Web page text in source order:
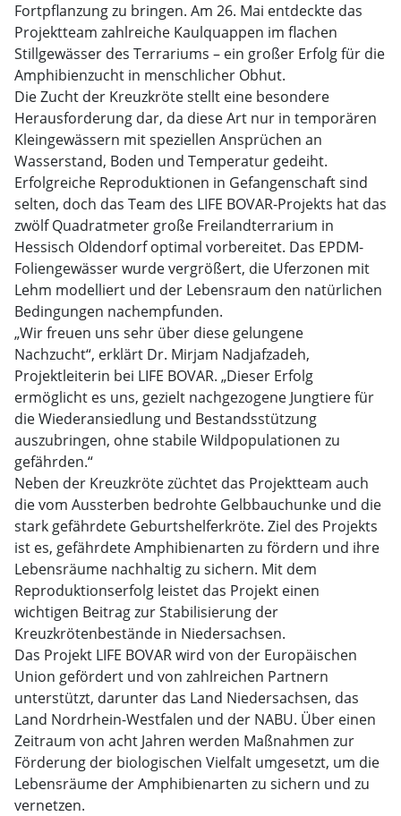
Fortpflanzung zu bringen. Am 26. Mai entdeckte das
Projektteam zahlreiche Kaulquappen im flachen
Stillgewässer des Terrariums – ein großer Erfolg für die
Amphibienzucht in menschlicher Obhut.
Die Zucht der Kreuzkröte stellt eine besondere
Herausforderung dar, da diese Art nur in temporären
Kleingewässern mit speziellen Ansprüchen an
Wasserstand, Boden und Temperatur gedeiht.
Erfolgreiche Reproduktionen in Gefangenschaft sind
selten, doch das Team des LIFE BOVAR-Projekts hat das
zwölf Quadratmeter große Freilandterrarium in
Hessisch Oldendorf optimal vorbereitet. Das EPDM-
Foliengewässer wurde vergrößert, die Uferzonen mit
Lehm modelliert und der Lebensraum den natürlichen
Bedingungen nachempfunden.
„Wir freuen uns sehr über diese gelungene
Nachzucht“, erklärt Dr. Mirjam Nadjafzadeh,
Projektleiterin bei LIFE BOVAR. „Dieser Erfolg
ermöglicht es uns, gezielt nachgezogene Jungtiere für
die Wiederansiedlung und Bestandsstützung
auszubringen, ohne stabile Wildpopulationen zu
gefährden.“
Neben der Kreuzkröte züchtet das Projektteam auch
die vom Aussterben bedrohte Gelbbauchunke und die
stark gefährdete Geburtshelferkröte. Ziel des Projekts
ist es, gefährdete Amphibienarten zu fördern und ihre
Lebensräume nachhaltig zu sichern. Mit dem
Reproduktionserfolg leistet das Projekt einen
wichtigen Beitrag zur Stabilisierung der
Kreuzkrötenbestände in Niedersachsen.
Das Projekt LIFE BOVAR wird von der Europäischen
Union gefördert und von zahlreichen Partnern
unterstützt, darunter das Land Niedersachsen, das
Land Nordrhein-Westfalen und der NABU. Über einen
Zeitraum von acht Jahren werden Maßnahmen zur
Förderung der biologischen Vielfalt umgesetzt, um die
Lebensräume der Amphibienarten zu sichern und zu
vernetzen.